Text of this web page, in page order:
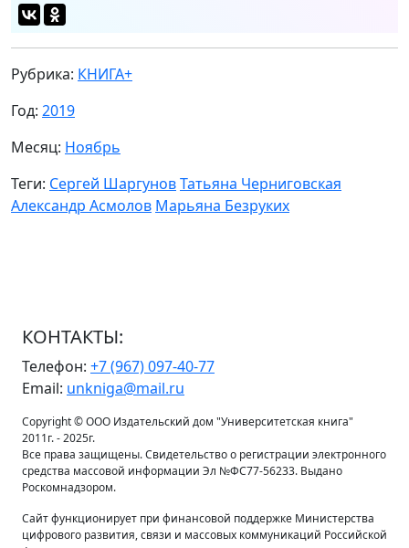
Рубрика: КНИГА+
Год: 2019
Месяц: Ноябрь
Теги: Сергей ШаргуновТатьяна Черниговская
Александр Асмолов Марьяна Безруких
КОНТАКТЫ:
Телефон: +7 (967) 097-40-77
Email: unkniga@mail.ru
Copyright © ООО Издательский дом "Университетская книга"
2011г. - 2025г.
Все права защищены. Свидетельство о регистрации электронного
средства массовой информации Эл №ФС77-56233. Выдано
Роскомнадзором.
Сайт функционирует при финансовой поддержке Министерства
цифрового развития, связи и массовых коммуникаций Российской